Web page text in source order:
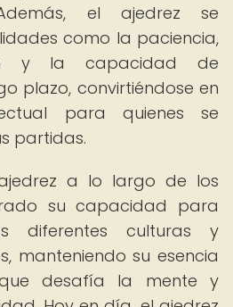
el ajedrez se
como la paciencia,
y la capacidad de
plazo, convirtiéndose en
para quienes se
partidas.
a lo largo de los
su capacidad para
diferentes culturas y
manteniendo su esencia
desafía la mente y